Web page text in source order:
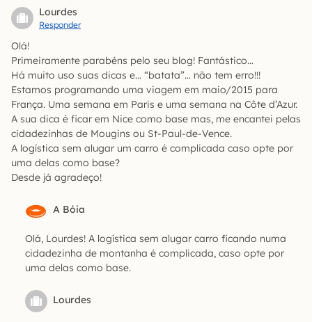
Lourdes
Responder
Olá!
Primeiramente parabéns pelo seu blog! Fantástico…
Há muito uso suas dicas e… “batata”… não tem erro!!!
Estamos programando uma viagem em maio/2015 para
França. Uma semana em Paris e uma semana na Côte d’Azur.
A sua dica é ficar em Nice como base mas, me encantei pelas
cidadezinhas de Mougins ou St-Paul-de-Vence.
A logística sem alugar um carro é complicada caso opte por
uma delas como base?
Desde já agradeço!
A Bóia
Olá, Lourdes! A logística sem alugar carro ficando numa
cidadezinha de montanha é complicada, caso opte por
uma delas como base.
Lourdes